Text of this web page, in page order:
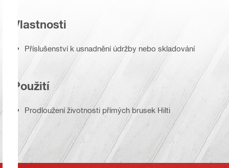
Vlastnosti
Příslušenství k usnadnění údržby nebo skladování
Použití
Prodloužení životnosti přímých brusek Hilti